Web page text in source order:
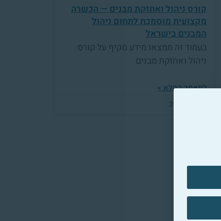
קורס ניהול ואחזקת מבנים — הכשרה
מקצועית מוסמכת לתחום ניהול
המבנים בישראל
בעמוד זה תמצאו מידע מקיף על קורס
ניהול ואחזקת מבנים
למאמר המלא »
20/03/2025